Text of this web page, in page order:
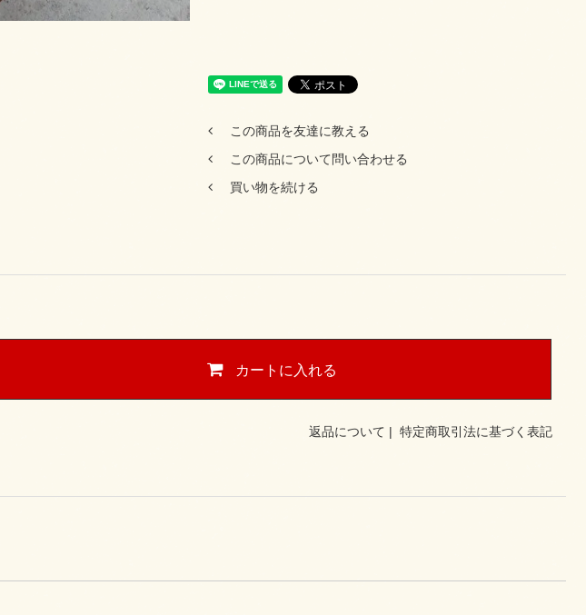
この商品を友達に教える
この商品について問い合わせる
買い物を続ける
カートに入れる
返品について | 特定商取引法に基づく表記